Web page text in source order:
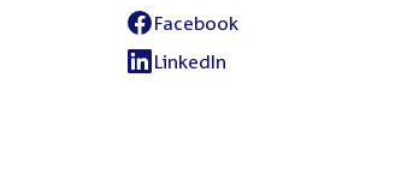
External
link:
Facebook
External
LinkedIn